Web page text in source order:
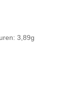
3,89g